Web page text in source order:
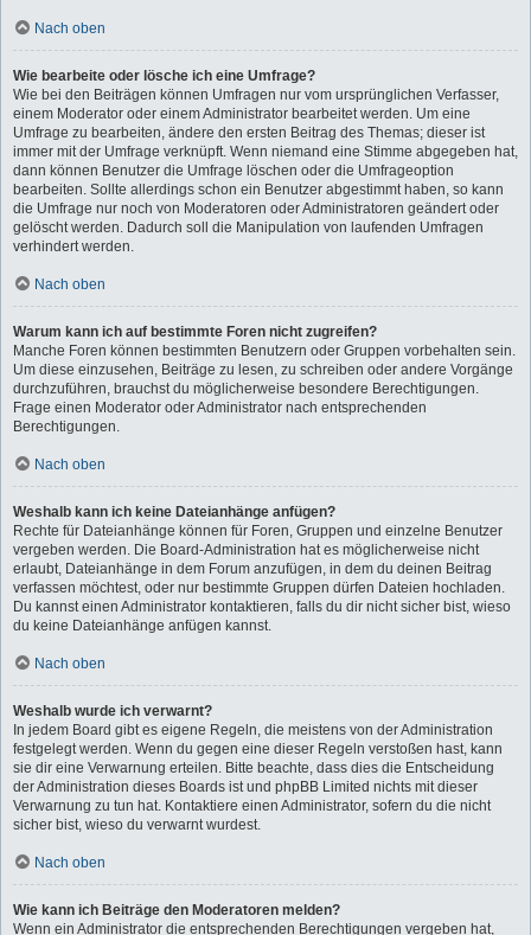
Nach oben
Wie bearbeite oder lösche ich eine Umfrage?
Wie bei den Beiträgen können Umfragen nur vom ursprünglichen Verfasser,
einem Moderator oder einem Administrator bearbeitet werden. Um eine
Umfrage zu bearbeiten, ändere den ersten Beitrag des Themas; dieser ist
immer mit der Umfrage verknüpft. Wenn niemand eine Stimme abgegeben hat,
dann können Benutzer die Umfrage löschen oder die Umfrageoption
bearbeiten. Sollte allerdings schon ein Benutzer abgestimmt haben, so kann
die Umfrage nur noch von Moderatoren oder Administratoren geändert oder
gelöscht werden. Dadurch soll die Manipulation von laufenden Umfragen
verhindert werden.
Nach oben
Warum kann ich auf bestimmte Foren nicht zugreifen?
Manche Foren können bestimmten Benutzern oder Gruppen vorbehalten sein.
Um diese einzusehen, Beiträge zu lesen, zu schreiben oder andere Vorgänge
durchzuführen, brauchst du möglicherweise besondere Berechtigungen.
Frage einen Moderator oder Administrator nach entsprechenden
Berechtigungen.
Nach oben
Weshalb kann ich keine Dateianhänge anfügen?
Rechte für Dateianhänge können für Foren, Gruppen und einzelne Benutzer
vergeben werden. Die Board-Administration hat es möglicherweise nicht
erlaubt, Dateianhänge in dem Forum anzufügen, in dem du deinen Beitrag
verfassen möchtest, oder nur bestimmte Gruppen dürfen Dateien hochladen.
Du kannst einen Administrator kontaktieren, falls du dir nicht sicher bist, wieso
du keine Dateianhänge anfügen kannst.
Nach oben
Weshalb wurde ich verwarnt?
In jedem Board gibt es eigene Regeln, die meistens von der Administration
festgelegt werden. Wenn du gegen eine dieser Regeln verstoßen hast, kann
sie dir eine Verwarnung erteilen. Bitte beachte, dass dies die Entscheidung
der Administration dieses Boards ist und phpBB Limited nichts mit dieser
Verwarnung zu tun hat. Kontaktiere einen Administrator, sofern du die nicht
sicher bist, wieso du verwarnt wurdest.
Nach oben
Wie kann ich Beiträge den Moderatoren melden?
Wenn ein Administrator die entsprechenden Berechtigungen vergeben hat,